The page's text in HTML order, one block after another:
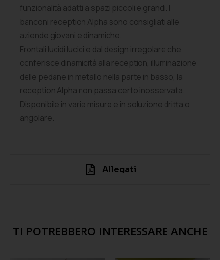
funzionalità adatti a spazi piccoli e grandi. I
banconi reception Alpha sono consigliati alle
aziende giovani e dinamiche.
Frontali lucidi lucidi e dal design irregolare che
conferisce dinamicità alla reception, illuminazione
delle pedane in metallo nella parte in basso, la
reception Alpha non passa certo inosservata.
Disponibile in varie misure e in soluzione dritta o
angolare.
Allegati
TI POTREBBERO INTERESSARE ANCHE